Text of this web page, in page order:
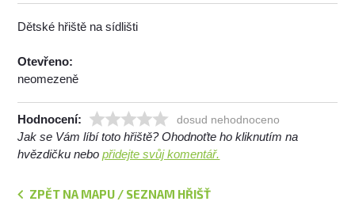
Dětské hřiště na sídlišti
Otevřeno:
neomezeně
Hodnocení: dosud nehodnoceno
Jak se Vám líbí toto hřiště? Ohodnoťte ho kliknutím na
hvězdičku nebopřidejte svůj komentář.
ZPĚT NA MAPU / SEZNAM HŘIŠŤ